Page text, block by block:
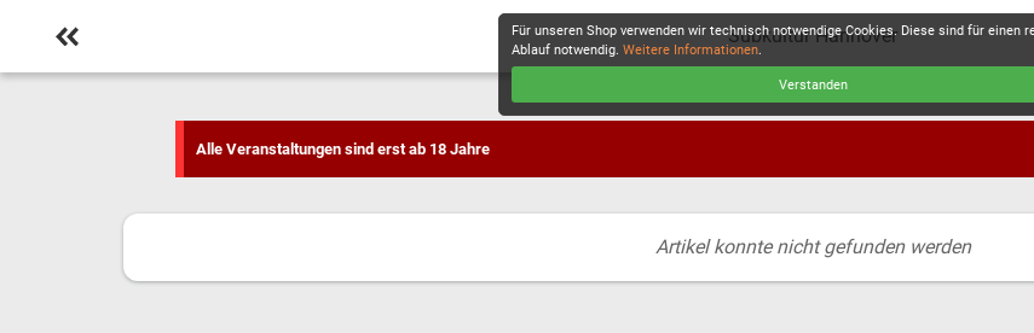
Subkultur Hannover
Alle Veranstaltungen sind erst ab 18 Jahre
Artikel konnte nicht gefunden werden
Für unseren Shop verwenden wir technisch notwendige Cookies. Diese sind für einen
Ablauf notwendig. Weitere Informationen.
Verstanden